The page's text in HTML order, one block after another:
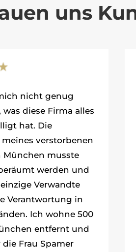
uns
nicht genug
was diese Firma alles
hat. Die
verstorbenen
München musste
werden und
Verwandte
Verantwortung in
Ich wohne 500
entfernt und
Frau Spamer